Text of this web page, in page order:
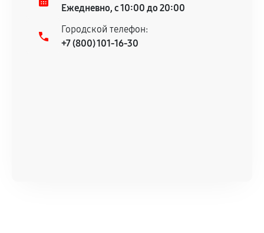
Ежедневно, с 10:00 до 20:00
Городской телефон:
+7 (800) 101-16-30